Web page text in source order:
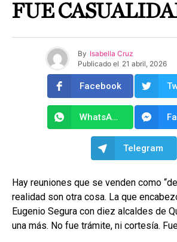
FUE
By Isabella Cruz
Publicado el 21 abril, 2026
Facebook
WhatsApp
Telegram
Hay reuniones que se venden como
realidad son otra cosa. La que
Eugenio Segura con diez alcaldes de
una más. No fue trámite, ni cortesía.